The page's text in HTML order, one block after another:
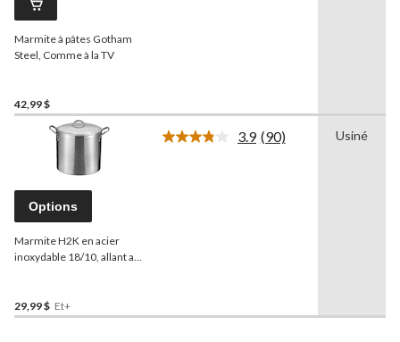
Marmite à pâtes Gotham
Steel, Comme à la TV
42,99 $
Options
Marmite H2K en acier
inoxydable 18/10, allant au
29,99 $ Et+
3.9 Lire
(90) Usiné